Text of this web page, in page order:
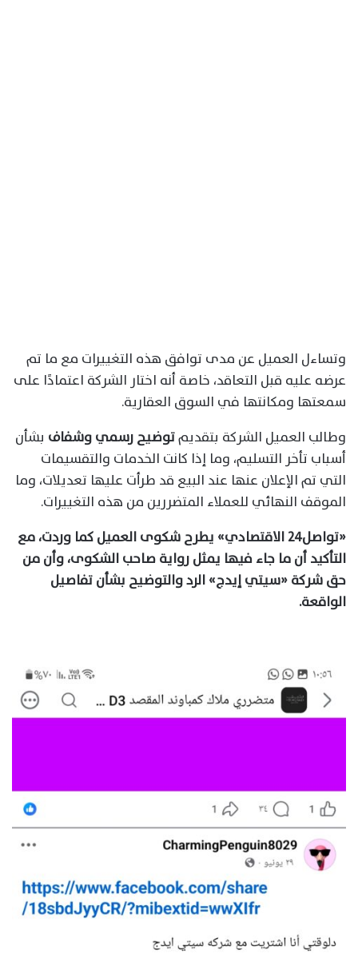
وتساءل العميل عن مدى توافق هذه التغييرات مع ما تم
عرضه عليه قبل التعاقد، خاصة أنه اختار الشركة اعتمادًا على
سمعتها ومكانتها في السوق العقارية.
وطالب العميل الشركة بتقديمتوضيح رسمي وشفاف بشأن
أسباب تأخر التسليم، وما إذا كانت الخدمات والتقسيمات
التي تم الإعلان عنها عند البيع قد طرأت عليها تعديلات، وما
الموقف النهائي للعملاء المتضررين من هذه التغييرات.
«تواصل٢٤ الاقتصادي» يطرح شكوى العميل كما وردت، مع
التأكيد أن ما جاء فيها يمثل رواية صاحب الشكوى، وأن من
حق شركة «سيتي إيدج» الرد والتوضيح بشأن تفاصيل
الواقعة.